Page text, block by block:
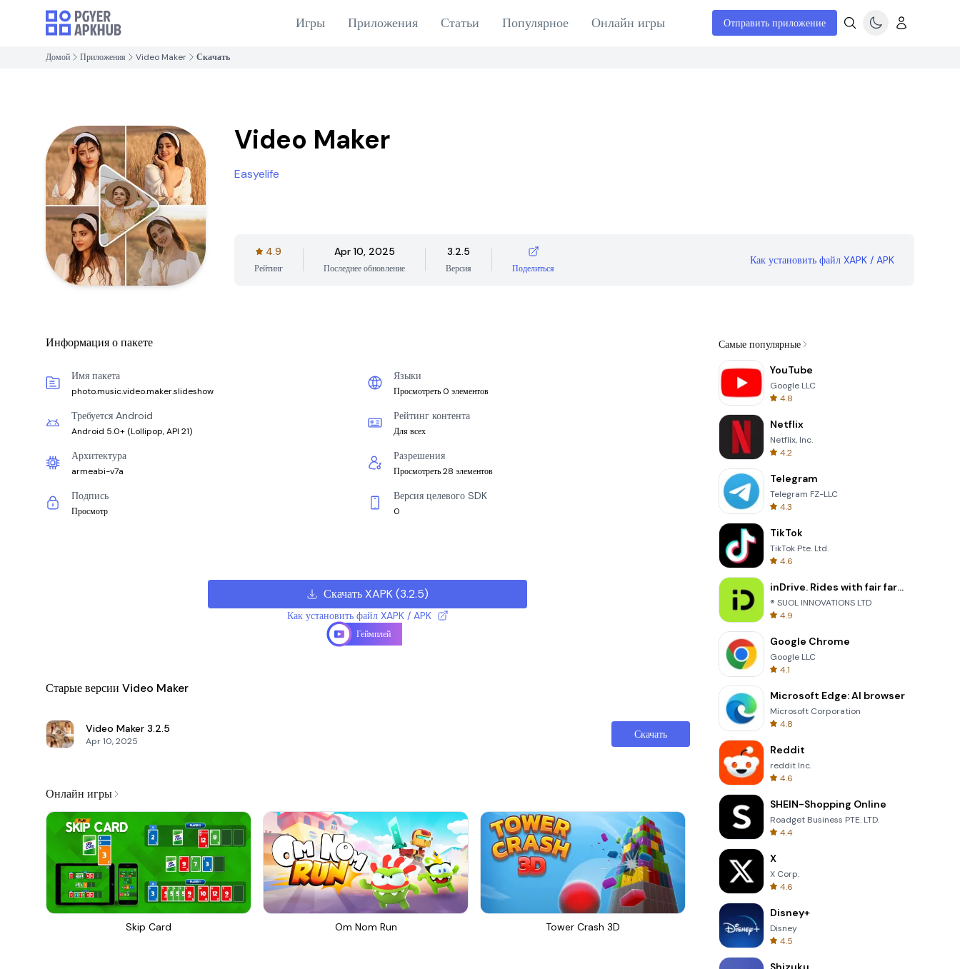
Игры Приложения Статьи Популярное Онлайн игры Отправить приложение
Домой Приложения Video Maker Скачать
Video Maker
Easyelife
4.9
Рейтинг
Apr 10, 2025
Последнее обновление
3.2.5
Версия Поделиться
Как установить файл XAPK / APK
Информация о пакете
Имя пакета
photo.music.video.maker.slideshow
Языки
Просмотреть 0 элементов
Требуется Android
Android 5.0+ (Lollipop, API 21)
Рейтинг контента
Для всех
Архитектура
armeabi-v7a
Разрешения
Просмотреть 28 элементов
Подпись
Просмотр
Версия целевого SDK
0
Скачать XAPK(3.2.5)
Как установить файл XAPK / APK
Геймплей
Старые версии Video Maker
Video Maker 3.2.5
Apr 10, 2025
Скачать
Онлайн игры
Skip Card Om Nom Run Tower Crash 3D Words of Wonders
Самые популярные
YouTube
Google LLC
4.8
Netflix
Netflix, Inc.
4.2
Telegram
Telegram FZ-LLC
4.3
TikTok
TikTok Pte. Ltd.
4.6
inDrive. Rides with fair fares
® SUOL INNOVATIONS LTD
4.9
Google Chrome
Google LLC
4.1
Microsoft Edge: AI browser
Microsoft Corporation
4.8
Reddit
reddit Inc.
4.6
SHEIN-Shopping Online
Roadget Business PTE. LTD.
4.4
X
X Corp.
4.6
Disney+
Disney
4.5